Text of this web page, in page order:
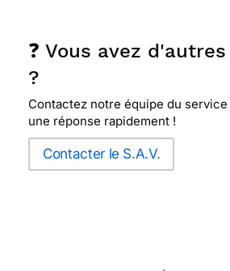
❓ Vous avez
?
Contactez notre équipe du
une réponse rapidement !
Contacter le S.A.V.